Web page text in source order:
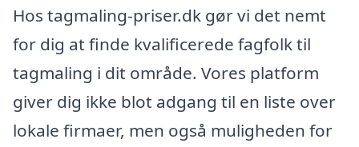
Hos tagmaling-priser.dk gør vi det nemt
for dig at finde kvalificerede fagfolk til
tagmaling i dit område. Vores platform
giver dig ikke blot adgang til en liste over
lokale firmaer, men også muligheden for